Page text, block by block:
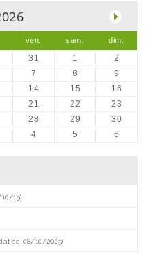
ven. sam. dim.
31 1
2
7 8
9
14 15
16
21 22
23
28 29
30
4 5 6
19)
08/10/2025)